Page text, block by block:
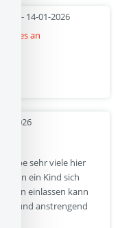
- 14-01-2026
01-2026
sehr viele hier
wenn ein Kind sich
einlassen kann
und anstrengend